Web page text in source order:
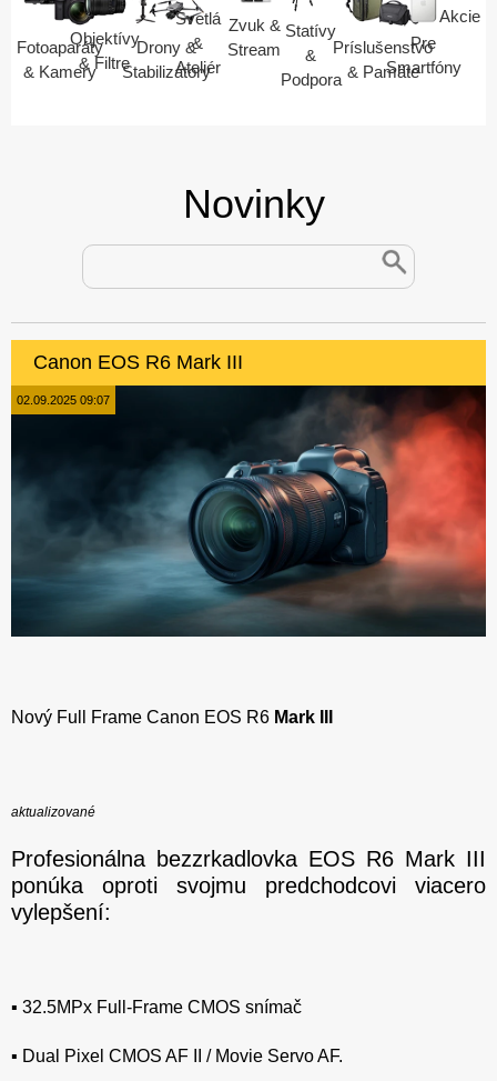
Fotoaparáty
& Kamery
Objektívy
& Filtre
Drony &
Stabilizátory
Svetlá
&
Ateliér
Zvuk &
Stream
Statívy
&
Podpora
Príslušenstvo
& Pamäte
Pre
Smartfóny
Akcie
Novinky
Canon EOS R6 Mark III
02.09.2025 09:07
Nový Full Frame Canon EOS R6 Mark III
aktualizované
Profesionálna bezzrkadlovka EOS R6 Mark III
ponúka oproti svojmu predchodcovi viacero
vylepšení:
▪️ 32.5MPx Full-Frame CMOS snímač
▪️ Dual Pixel CMOS AF II / Movie Servo AF.